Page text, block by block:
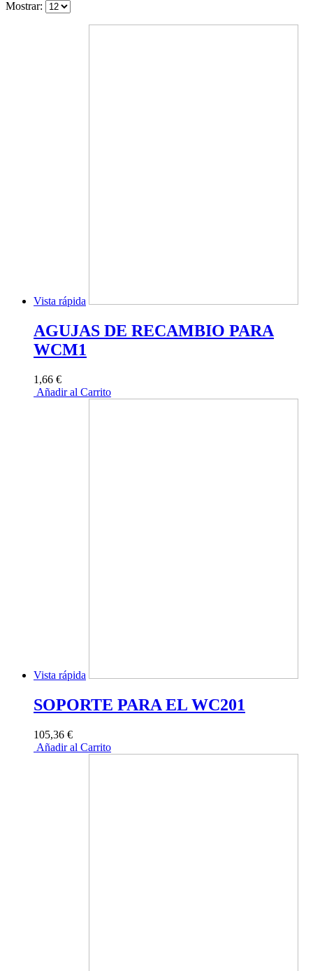
Mostrar:
Vista rápida
AGUJAS DE RECAMBIO PARA
WCM1
1,66 €
Añadir al Carrito
Vista rápida
SOPORTE PARA EL WC201
105,36 €
Añadir al Carrito